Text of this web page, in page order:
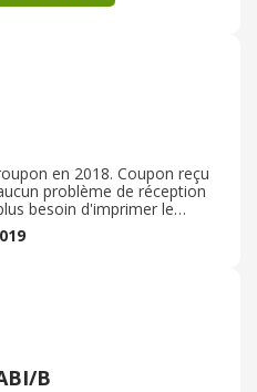
en 2018. Coupon reçu
problème de réception
besoin d'imprimer le
l'email pour entrer au parc.
au courant de l'offre
groupon ce type
Le parc en lui
avons passé une
B